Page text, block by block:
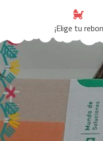
¡Elige tu